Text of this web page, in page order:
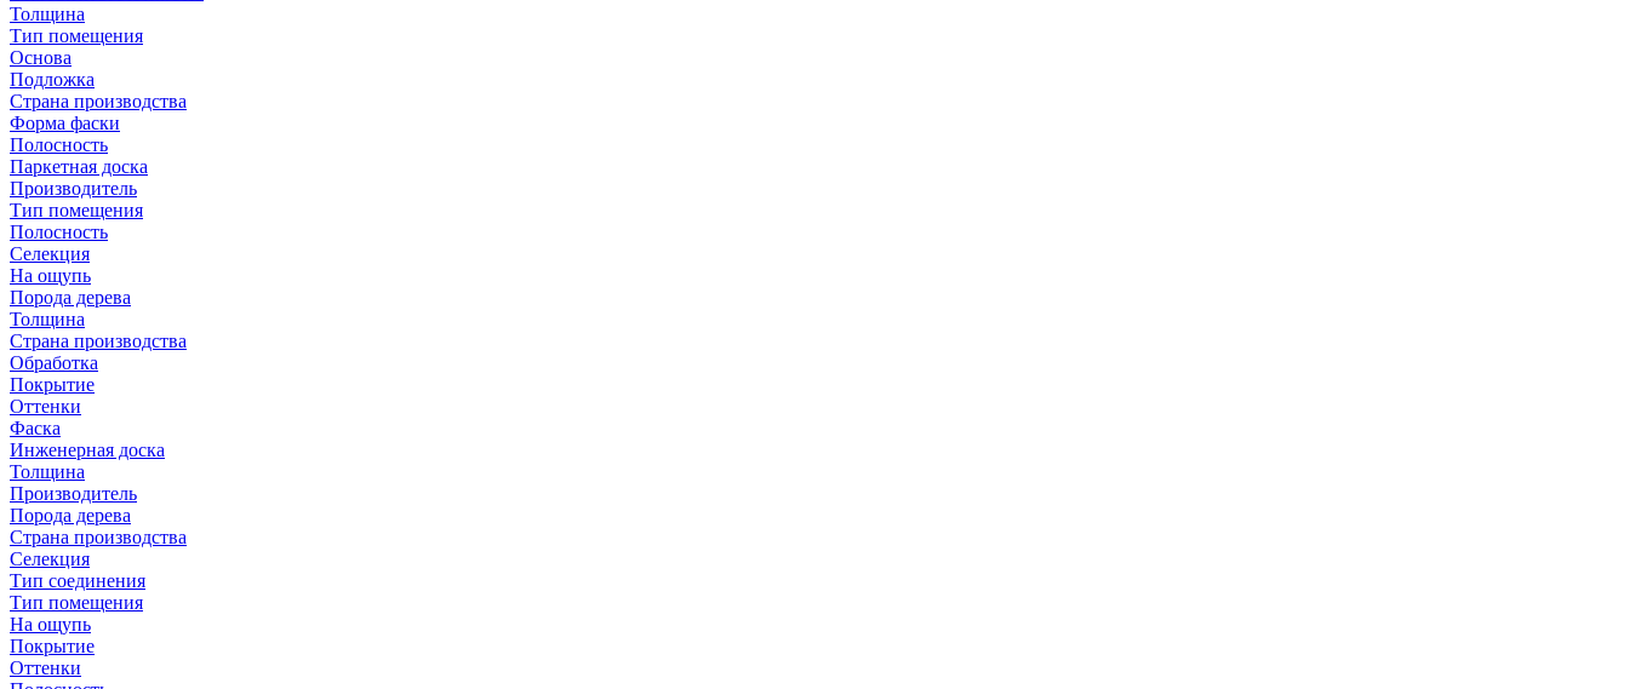
Толщина
Тип помещения
Основа
Подложка
Страна производства
Форма фаски
Полосность
Паркетная доска
Производитель
Тип помещения
Полосность
Селекция
На ощупь
Порода дерева
Толщина
Страна производства
Обработка
Покрытие
Оттенки
Фаска
Инженерная доска
Толщина
Производитель
Порода дерева
Страна производства
Селекция
Тип соединения
Тип помещения
На ощупь
Покрытие
Оттенки